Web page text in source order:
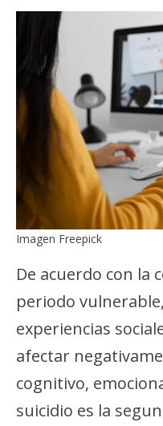
Imagen Freepick
De acuerdo con la
periodo
experiencias
afectar
cognitivo,
suicidio es la